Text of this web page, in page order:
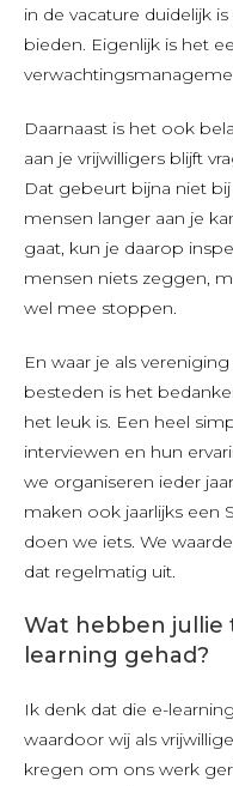
in de vacature duidelijk
bieden. Eigenlijk is het
Daarnaast is het ook
aan je vrijwilligers blijft
Dat gebeurt bijna niet
mensen langer aan je
gaat, kun je daarop
mensen niets zeggen,
wel mee stoppen.
En waar je als
besteden is het
het leuk is. Een heel
interviewen en hun
we organiseren ieder
maken ook jaarlijks een
doen we iets. We
dat regelmatig uit.
Wat hebben jullie
learning gehad?
Ik denk dat die e-
waardoor wij als
kregen om ons werk